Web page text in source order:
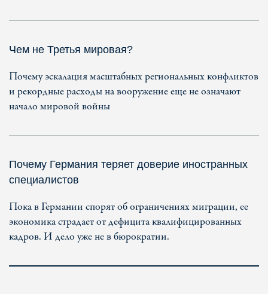
Чем не Третья мировая?
Почему эскалация масштабных региональных конфликтов
и рекордные расходы на вооружение еще не означают
начало мировой войны
Почему Германия теряет доверие иностранных
специалистов
Пока в Германии спорят об ограничениях миграции, ее
экономика страдает от дефицита квалифицированных
кадров. И дело уже не в бюрократии.